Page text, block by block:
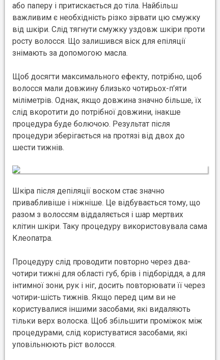
або паперу і притискається до тіла. Найбільш
важливим є необхідність різко зірвати цю смужку
від шкіри. Слід тягнути смужку уздовж шкіри проти
росту волосся. Що залишився віск для епіляції
знімають за допомогою масла.
Щоб досягти максимального ефекту, потрібно, щоб
волосся мали довжину близько чотирьох-п’яти
міліметрів. Однак, якщо довжина значно більше, їх
слід вкоротити до потрібної довжини, інакше
процедура буде болючою. Результат після
процедури зберігається на протязі від двох до
шести тижнів.
Шкіра після депіляції воском стає значно
привабливіше і ніжніше. Це відбувається тому, що
разом з волоссям віддаляється і шар мертвих
клітин шкіри. Таку процедуру використовувала сама
Клеопатра.
Процедуру слід проводити повторно через два-
чотири тижні для області губ, брів і підборіддя, а для
інтимної зони, рук і ніг, досить повторювати її через
чотири-шість тижнів. Якщо перед цим ви не
користувалися іншими засобами, які видаляють
тільки верх волоска. Щоб збільшити проміжок між
процедурами, слід користуватися засобами, які
уповільнюють ріст волосся.